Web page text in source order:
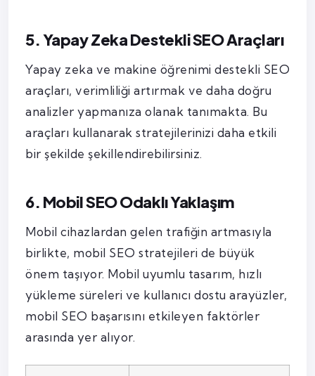
5. Yapay Zeka Destekli SEO Araçları
Yapay zeka ve makine öğrenimi destekli SEO
araçları, verimliliği artırmak ve daha doğru
analizler yapmanıza olanak tanımakta. Bu
araçları kullanarak stratejilerinizi daha etkili
bir şekilde şekillendirebilirsiniz.
6. Mobil SEO Odaklı Yaklaşım
Mobil cihazlardan gelen trafiğin artmasıyla
birlikte, mobil SEO stratejileri de büyük
önem taşıyor. Mobil uyumlu tasarım, hızlı
yükleme süreleri ve kullanıcı dostu arayüzler,
mobil SEO başarısını etkileyen faktörler
arasında yer alıyor.